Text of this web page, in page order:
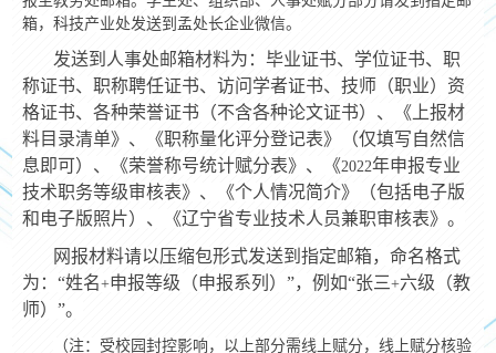
箱，科技产业处发送到孟处长企业微信。
发送到人事处邮箱材料为： 毕业证书、学位证书、职
称证书、职称聘任证书、访问学者证书、技师（职业）资
格证书、各种荣誉证书（不含各种论文证书）、《上报材
料目录清单》、《职称量化评分登记表》（仅填写自然信
息即可）、《荣誉称号统计赋分表》、《2022年申报专业
技术职务等级审核表》、《个人情况简介》（包括电子版
和电子版照片）、《辽宁省专业技术人员兼职审核表》。
网报材料请以压缩包形式发送到指定邮箱，命名格式
为：“姓名+申报等级（申报系列）”，例如“张三+六级（教
师）”。
（注：受校园封控影响，以上部分需线上赋分，线上赋分核验